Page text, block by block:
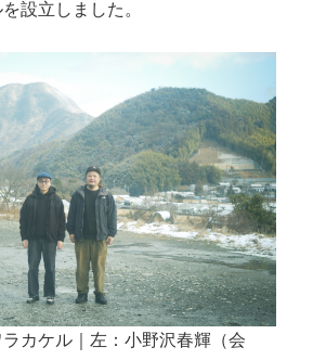
設立しました。
カケル｜左：小野沢春輝（会